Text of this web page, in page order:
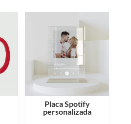
Placa Spotify
personalizada